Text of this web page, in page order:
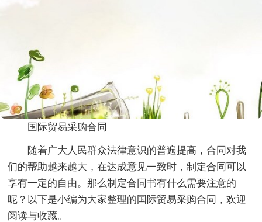
国际贸易采购合同
随着广大人民群众法律意识的普遍提高，合同对我
们的帮助越来越大，在达成意见一致时，制定合同可以
享有一定的自由。那么制定合同书有什么需要注意的
呢？以下是小编为大家整理的国际贸易采购合同，欢迎
阅读与收藏。